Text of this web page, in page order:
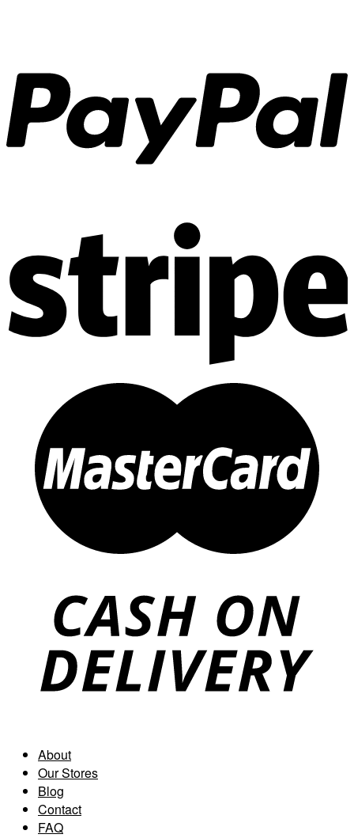
About
Our Stores
Blog
Contact
FAQ